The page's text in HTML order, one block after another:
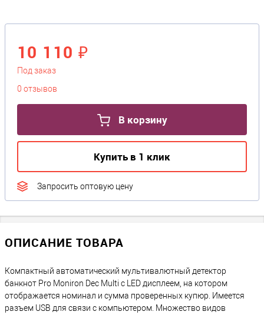
10 110 ₽
Под заказ
0 отзывов
В корзину
Купить в 1 клик
Запросить оптовую цену
ОПИСАНИЕ ТОВАРА
Компактный автоматический мультивалютный детектор
банкнот Pro Moniron Dec Multi с LED дисплеем, на котором
отображается номинал и сумма проверенных купюр. Имеется
разъем USB для связи с компьютером. Множество видов